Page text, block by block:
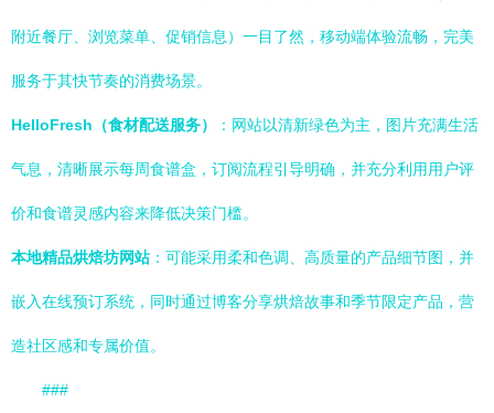
附近餐厅、浏览菜单、促销信息）一目了然，移动端体验流畅，完美
服务于其快节奏的消费场景。
HelloFresh（食材配送服务） ：网站以清新绿色为主，图片充满生活
气息，清晰展示每周食谱盒，订阅流程引导明确，并充分利用用户评
价和食谱灵感内容来降低决策门槛。
本地精品烘焙坊网站：可能采用柔和色调、高质量的产品细节图，并
嵌入在线预订系统，同时通过博客分享烘焙故事和季节限定产品，营
造社区感和专属价值。
###